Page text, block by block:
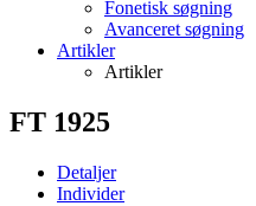
Fonetisk søgning
Avanceret søgning
Artikler
Artikler
FT 1925
Detaljer
Individer